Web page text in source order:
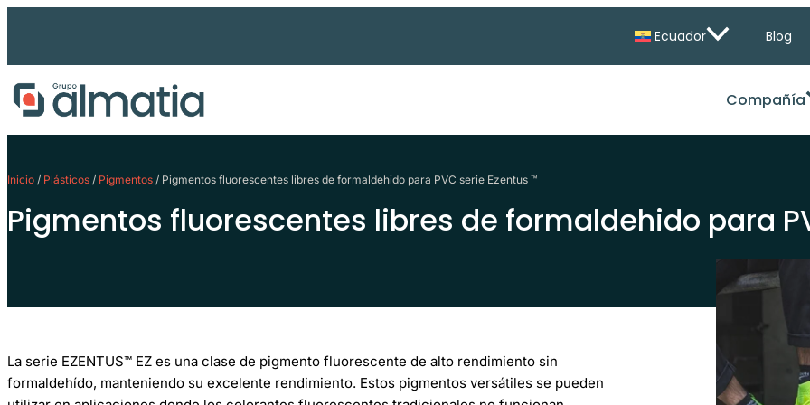
Ir
Ecuador Blog
Compañía
Inicio / Plásticos / Pigmentos / Pigmentos fluorescentes libres de formaldehido para PVC serie Ezentus ™
Pigmentos fluorescentes libres de formaldehido para
La serie EZENTUS™ EZ es una clase de pigmento fluorescente de alto rendimiento sin
formaldehído, manteniendo su excelente rendimiento. Estos pigmentos versátiles se pueden